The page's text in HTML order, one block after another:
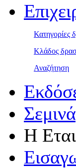
Κατηγορίες
Κλάδος
Αναζήτηση
Η